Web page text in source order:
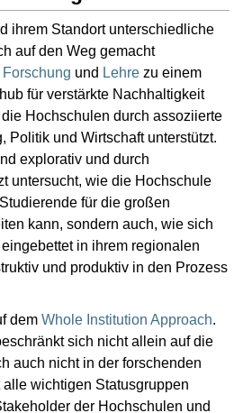
ihrem Standort unterschiedliche
auf den Weg gemacht
Forschung und Lehre zu einem
für verstärkte Nachhaltigkeit
Hochschulen durch assoziierte
Politik und Wirtschaft unterstützt.
explorativ und durch
untersucht, wie die Hochschule
für die großen
kann, sondern auch, wie sich
in ihrem regionalen
und produktiv in den Prozess
dem Whole Institution Approach.
sich nicht allein auf die
auch nicht in der forschenden
wichtigen Statusgruppen
der Hochschulen und